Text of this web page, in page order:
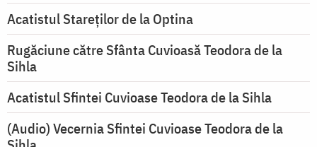
Acatistul Stareţilor de la Optina
Rugăciune către Sfânta Cuvioasă Teodora de la
Sihla
Acatistul Sfintei Cuvioase Teodora de la Sihla
(Audio) Vecernia Sfintei Cuvioase Teodora de la